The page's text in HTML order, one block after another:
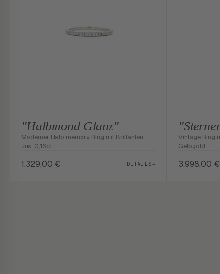
"Halbmond Glanz"
Moderner Halb memory Ring mit Brillanten
zus. 0,16ct
1.329,00 € DETAILS→
Vintage Ring
Gelbgold
3.998,00 €